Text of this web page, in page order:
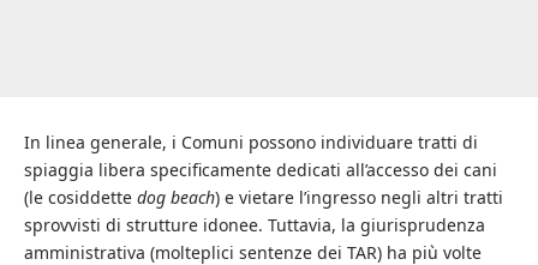
In linea generale, i Comuni possono individuare tratti di
spiaggia libera specificamente dedicati all’accesso dei cani
(le cosiddette dog beach) e vietare l’ingresso negli altri tratti
sprovvisti di strutture idonee. Tuttavia, la giurisprudenza
amministrativa (molteplici sentenze dei TAR) ha più volte